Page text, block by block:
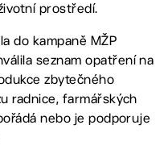
prostředí.
do kampaně MŽP
seznam opatření na
zbytečného
radnice, farmářských
nebo je podporuje